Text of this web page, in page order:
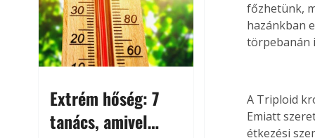
Extrém hőség: 7
tanács, amivel
főzhetünk,
hazánkban
törpebanán
A Triploid
Emiatt
étkezési